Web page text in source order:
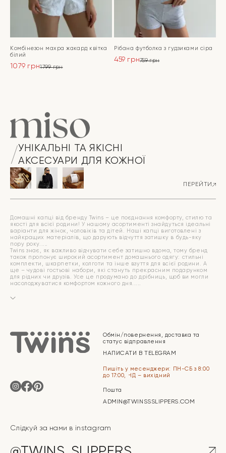
Комбінезон махра жакард квітка
білий
1799грн
1079 грн
Рібана футболка з гудзиками сіра
759грн
459 грн
УНІКАЛЬНІ ТА ЯКІСНІ
АКСЕСУАРИ ДЛЯ КОЖНОЇ
ПЕРЕЙТИ
Домашні капці від бренду Twins – це поєднання комфорту, стилю та
якості для всієї родини! У нашому асортименті знайдуться ідеальні
варіанти для жінок, чоловіків та дітей. Наші капці виготовлені з
найкращих матеріалів, що дарують відчуття затишку в будь-яку
пору року.
Twins знає, як важливо відчувати себе затишно вдома, тому бренд
також пропонує широкий асортимент домашнього одягу: стильні
комплекти, шкарпетки, колготи та інше взуття для всієї родини. А
ще – чудові гостьові набори, які стануть прекрасним подарунком
для рідних чи друзів. Усе це продумано до дрібниць, щоб ви могли
насолоджуватися комфортом кожного дня.
Обмін/повернення, доставка та
статус відправлення
НАПИСАТИ В TELEGRAM
Пишіть у месенджери: ПН-СБ з 8:00
до 17:00, НД – вихідний
Пошта
ADMIN@TWINSSSLIPPERS.COM
Слідкуй за нами в instagram